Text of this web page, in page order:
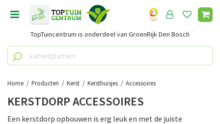
Home Producten Kerst Kersthuisjes Accessoires
TopTuincentrum is onderdeel van GroenRijk Den Bosch
KERSTDORP ACCESSOIRES
Een kerstdorp opbouwen is erg leuk en met de juiste